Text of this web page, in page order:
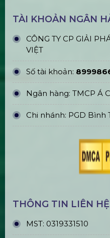
TÀI KHOẢN NGÂN
CÔNG TY CP GIẢI
VIỆT
Số tài khoản:
Ngân hàng: TMCP Á
Chi nhánh: PGD Bình
THÔNG TIN LIÊN HỆ
MST: 0319331510